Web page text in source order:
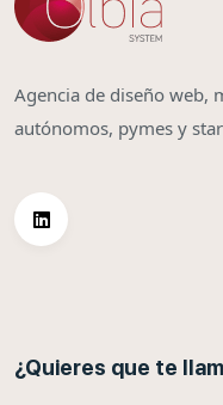
Agencia de diseño web,
autónomos, pymes y
¿Quieres que te